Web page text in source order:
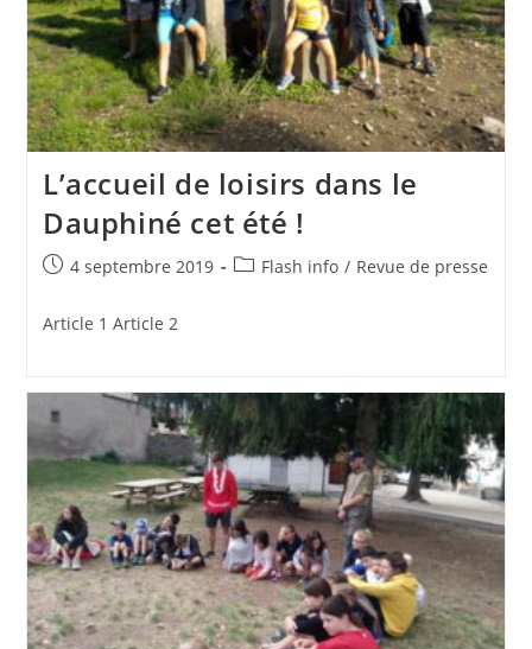
L’accueil de loisirs dans le
Dauphiné cet été !
Publication
4 septembre 2019
PostFlash info / Revue de presse
Article 1 Article 2